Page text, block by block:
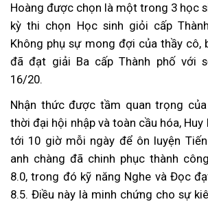
Hoàng được chọn là một trong 3 học
kỳ thi chọn Học sinh giỏi cấp
Không phụ sự mong đợi của thầy cô,
đã đạt giải Ba cấp Thành phố với
16/20.
Nhận thức được tầm quan trọng
thời đại hội nhập và toàn cầu hóa, Huy
tới 10 giờ mỗi ngày để ôn luyện
anh chàng đã chinh phục thành
8.0, trong đó kỹ năng Nghe và Đọc
8.5. Điều này là minh chứng cho sự